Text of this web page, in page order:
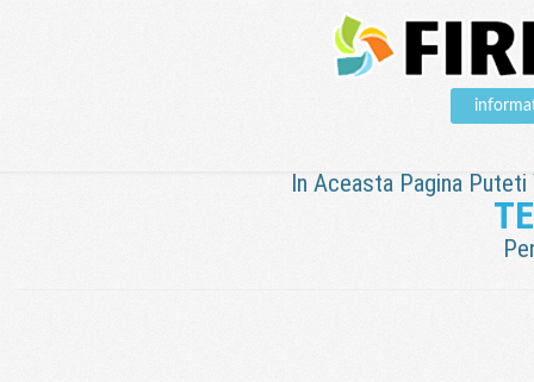
In Aceasta Pagina